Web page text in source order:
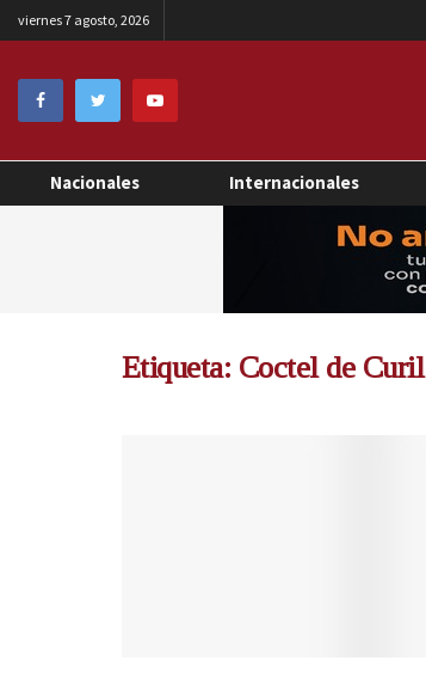
viernes 7 agosto, 2026
Nacionales Internacionales
Etiqueta: Coctel de Curil